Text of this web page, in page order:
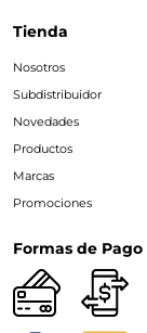
Tienda
Nosotros
Subdistribuidor
Novedades
Productos
Marcas
Promociones
Formas de Pago